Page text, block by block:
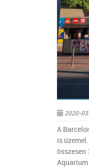
2020-
A
is